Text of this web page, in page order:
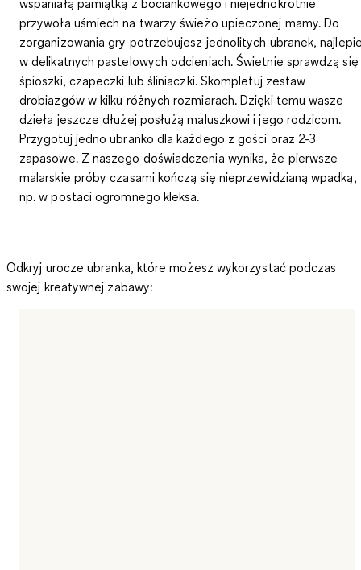
przywoła uśmiech na twarzy świeżo upieczonej mamy. Do
zorganizowania gry potrzebujesz jednolitych ubranek,
w delikatnych pastelowych odcieniach. Świetnie sprawdzą się
śpioszki, czapeczki lub śliniaczki. Skompletuj zestaw
drobiazgów w kilku różnych rozmiarach. Dzięki temu wasze
dzieła jeszcze dłużej posłużą maluszkowi i jego rodzicom.
Przygotuj jedno ubranko dla każdego z gości oraz 2-3
zapasowe. Z naszego doświadczenia wynika, że pierwsze
malarskie próby czasami kończą się nieprzewidzianą wpadką,
np. w postaci ogromnego kleksa.
Odkryj urocze ubranka, które możesz wykorzystać podczas
swojej kreatywnej zabawy: